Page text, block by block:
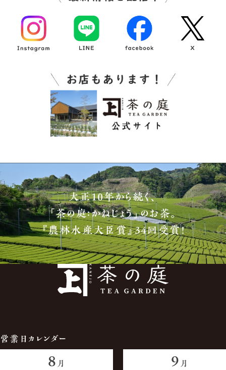
大正10年から続く、
「茶の庭：かねじょう」のお茶。
『農林水産大臣賞』34回受賞！
営業日カレンダー
8 月 9 月